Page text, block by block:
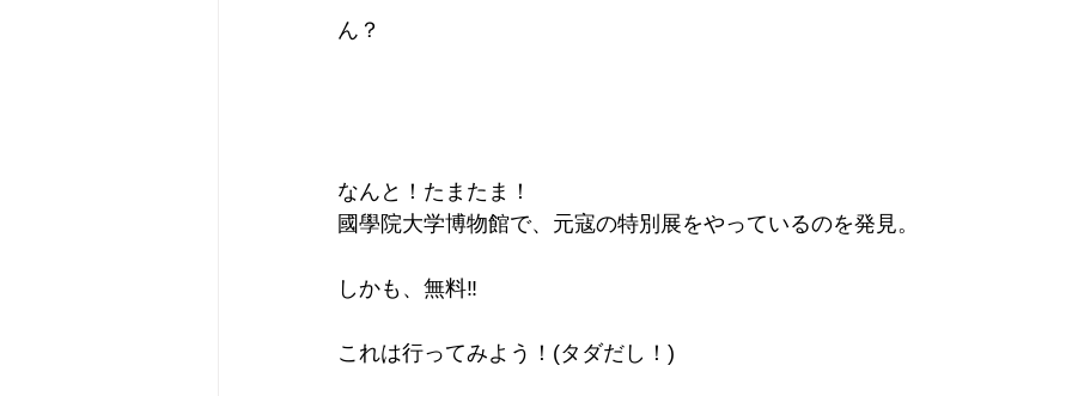
ん？
なんと！たまたま！
國學院大学博物館で、元寇の特別展をやっているのを発見。
しかも、無料‼️
これは行ってみよう！(タダだし！)